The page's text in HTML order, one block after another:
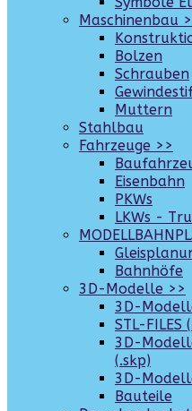
Maschinenbau
Bolzen
Schrauben
Muttern
Stahlbau
Fahrzeuge >>
Eisenbahn
PKWs
LKWs -
Bahnhöfe
3D-Modelle >>
3D-
STL-FILES
3D-
(.skp)
3D-
Bauteile